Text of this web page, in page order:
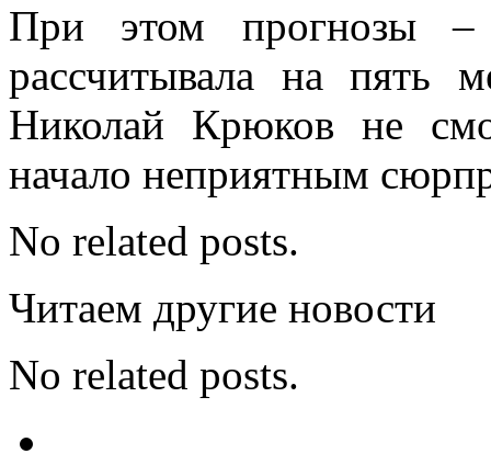
При этом прогнозы –
рассчитывала на пять
Николай Крюков не
начало неприятным
No related posts.
Читаем другие новости
No related posts.